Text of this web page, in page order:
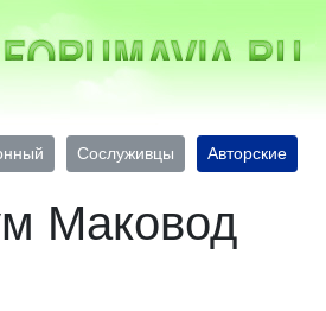
Сослуживцы Авторские
Маковод